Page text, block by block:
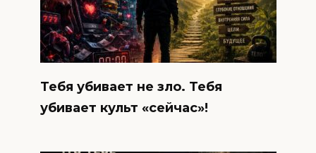
Тебя убивает не зло. Тебя
убивает культ «сейчас»!